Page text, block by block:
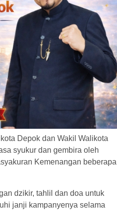
Depok dan Wakil Walikota
syukur dan gembira oleh
Kemenangan beberapa
dzikir, tahlil dan doa untuk
janji kampanyenya selama